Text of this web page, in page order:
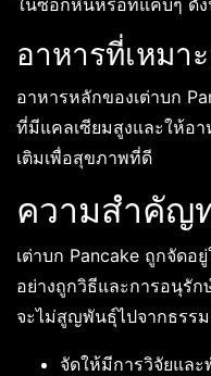
ในซอกหินหรือที่แคบๆ ดัง
อาหารที่เหมา
อาหารหลักของเต่าบก
ที่มีแคลเซียมสูงและให้อ
เติมเพื่อสุขภาพที่ดี
ความสำคัญ
เต่าบก Pancake ถูกจัดอ
อย่างถูกวิธีและการอนุรั
จะไม่สูญพันธุ์ไปจากธรร
จัดให้มีการวิจัยแล